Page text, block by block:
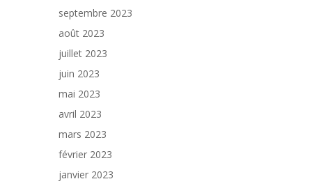
septembre 2023
août 2023
juillet 2023
juin 2023
mai 2023
avril 2023
mars 2023
février 2023
janvier 2023